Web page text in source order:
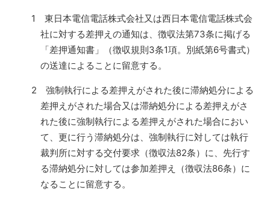
1 東日本電信電話株式会社又は西日本電信電話株式会
社に対する差押えの通知は、徴収法第73条に掲げる
「差押通知書」（徴収規則3条1項。別紙第6号書式）
の送達によることに留意する。
2 強制執行による差押えがされた後に滞納処分による
差押えがされた場合又は滞納処分による差押えがさ
れた後に強制執行による差押えがされた場合におい
て、更に行う滞納処分は、強制執行に対しては執行
裁判所に対する交付要求（徴収法82条）に、先行す
る滞納処分に対しては参加差押え（徴収法86条）に
なることに留意する。